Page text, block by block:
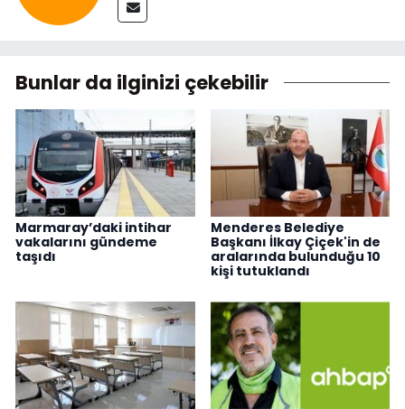
Bunlar da ilginizi çekebilir
Marmaray’daki intihar
vakalarını gündeme
taşıdı
Menderes Belediye
Başkanı İlkay Çiçek'in de
aralarında bulunduğu 10
kişi tutuklandı